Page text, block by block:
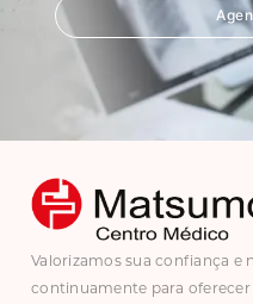
Valorizamos sua confiança e
continuamente para